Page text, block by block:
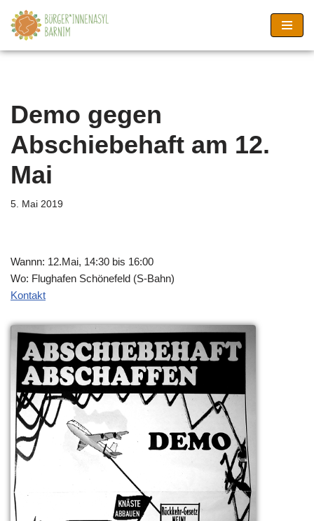
Zum
Inhalt
Demo gegen
Abschiebehaft am 12.
Mai
5. Mai 2019
Wannn: 12.Mai, 14:30 bis 16:00
Wo: Flughafen Schönefeld (S-Bahn)
Kontakt